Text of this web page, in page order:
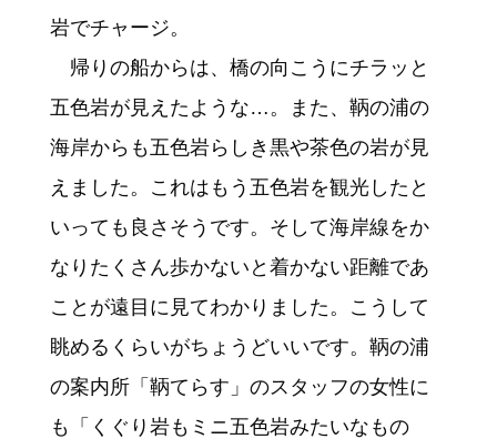
岩でチャージ。
帰りの船からは、橋の向こうにチラッと
五色岩が見えたような…。また、鞆の浦の
海岸からも五色岩らしき黒や茶色の岩が見
えました。これはもう五色岩を観光したと
いっても良さそうです。そして海岸線をか
なりたくさん歩かないと着かない距離であ
ことが遠目に見てわかりました。こうして
眺めるくらいがちょうどいいです。鞆の浦
の案内所「鞆てらす」のスタッフの女性に
も「くぐり岩もミニ五色岩みたいなもの